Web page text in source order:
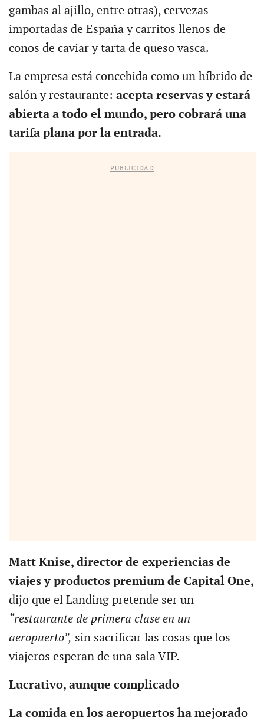
gambas al ajillo, entre otras), cervezas
importadas de España y carritos llenos de
conos de caviar y tarta de queso vasca.
La empresa está concebida como un híbrido de
salón y restaurante: acepta reservas y estará
abierta a todo el mundo, pero cobrará una
tarifa plana por la entrada.
PUBLICIDAD
Matt Knise, director de experiencias de
viajes y productos premium de Capital One,
dijo que el Landing pretende ser un
“restaurante de primera clase en un
aeropuerto”, sin sacrificar las cosas que los
viajeros esperan de una sala VIP.
Lucrativo, aunque complicado
La comida en los aeropuertos ha mejorado